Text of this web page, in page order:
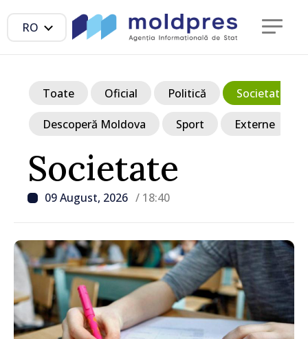
RO
Societate
09 August, 2026 / 18:40
Toate Oficial Politică Societate
Descoperă Moldova Sport Externe